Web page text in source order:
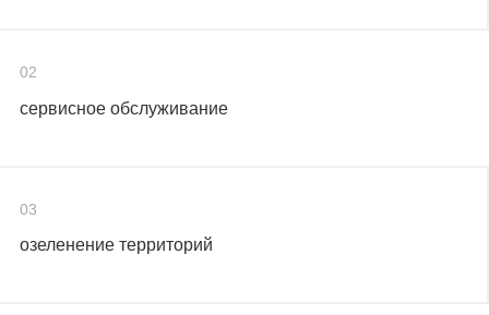
02
сервисное обслуживание
03
озеленение территорий